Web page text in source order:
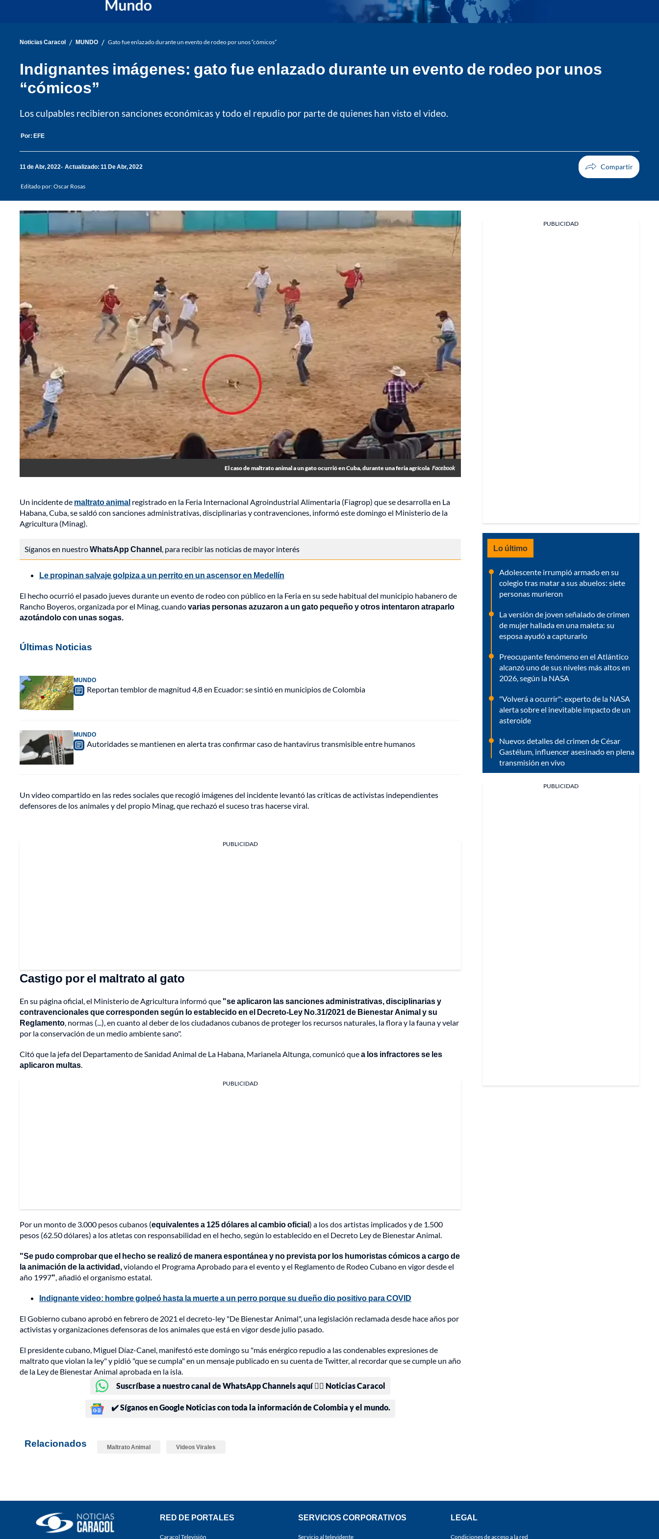
Noticias Caracol / MUNDO / Gato fue enlazado durante un evento de rodeo por unos “cómicos”
Indignantes imágenes: gato fue enlazado durante un evento de rodeo por unos
“cómicos”
Los culpables recibieron sanciones económicas y todo el repudio por parte de quienes han visto el video.
Por: EFE
11 de Abr, 2022 Actualizado: 11 De Abr, 2022
Editado por:Oscar Rosas
El caso de maltrato animal a un gato ocurrió en Cuba, durante una feria agrícola Facebook
Un incidente de maltrato animal registrado en la Feria Internacional Agroindustrial Alimentaria (Fiagrop) que se desarrolla en La
Habana, Cuba, se saldó con sanciones administrativas, disciplinarias y contravenciones, informó este domingo el Ministerio de la
Agricultura (Minag).
Síganos en nuestroWhatsApp Channel, para recibir las noticias de mayor interés
Le propinan salvaje golpiza a un perrito en un ascensor en Medellín
El hecho ocurrió el pasado jueves durante un evento de rodeo con público en la Feria en su sede habitual del municipio habanero de
Rancho Boyeros, organizada por el Minag, cuandovarias personas azuzaron a un gato pequeño y otros intentaron atraparlo
azotándolo con unas sogas.
Últimas Noticias
MUNDO
Reportan temblor de magnitud 4,8 en Ecuador: se sintió en municipios de Colombia
MUNDO
Autoridades se mantienen en alerta tras confirmar caso de hantavirus transmisible entre humanos
Un video compartido en las redes sociales que recogió imágenes del incidente levantó las críticas de activistas independientes
defensores de los animales y del propio Minag, que rechazó el suceso tras hacerse viral.
PUBLICIDAD
Castigo por el maltrato al gato
En su página oficial, el Ministerio de Agricultura informó que "se aplicaron las sanciones administrativas, disciplinarias y
contravencionales que corresponden según lo establecido en el Decreto-Ley No.31/2021 de Bienestar Animal y su
Reglamento, normas (...), en cuanto al deber de los ciudadanos cubanos de proteger los recursos naturales, la flora y la fauna y velar
por la conservación de un medio ambiente sano".
Citó que la jefa del Departamento de Sanidad Animal de La Habana, Marianela Altunga, comunicó quea los infractores se les
aplicaron multas.
PUBLICIDAD
Por un monto de 3.000 pesos cubanos (equivalentes a 125 dólares al cambio oficial) a los dos artistas implicados y de 1.500
pesos (62.50 dólares) a los atletas con responsabilidad en el hecho, según lo establecido en el Decreto Ley de Bienestar Animal.
"Se pudo comprobar que el hecho se realizó de manera espontánea y no prevista por los humoristas cómicos a cargo de
la animación de la actividad,violando el Programa Aprobado para el evento y el Reglamento de Rodeo Cubano en vigor desde el
año 1997", añadió el organismo estatal.
Indignante video: hombre golpeó hasta la muerte a un perro porque su dueño dio positivo para COVID
El Gobierno cubano aprobó en febrero de 2021 el decreto-ley "De Bienestar Animal", una legislación reclamada desde hace años por
activistas y organizaciones defensoras de los animales que está en vigor desde julio pasado.
El presidente cubano, Miguel Díaz-Canel, manifestó este domingo su "más enérgico repudio a las condenables expresiones de
maltrato que violan la ley" y pidió "que se cumpla" en un mensaje publicado en su cuenta de Twitter, al recordar que se cumple un año
de la Ley de Bienestar Animal aprobada en la isla.
Suscríbase a nuestro canal de WhatsApp Channels aquí 👉🏻 Noticias Caracol
✔️ Síganos en Google Noticias con toda la información de Colombia y el mundo.
Relacionados Maltrato Animal Videos Virales
PUBLICIDAD
Lo último
Adolescente irrumpió armado en su
colegio tras matar a sus abuelos: siete
personas murieron
La versión de joven señalado de crimen
de mujer hallada en una maleta: su
esposa ayudó a capturarlo
Preocupante fenómeno en el Atlántico
alcanzó uno de sus niveles más altos en
2026, según la NASA
"Volverá a ocurrir": experto de la NASA
alerta sobre el inevitable impacto de un
asteroide
Nuevos detalles del crimen de César
Gastélum, influencer asesinado en plena
transmisión en vivo
PUBLICIDAD
RED DE PORTALES
Caracol Televisión
SERVICIOS CORPORATIVOS
Servicio al televidente
LEGAL
Condiciones de acceso a la red